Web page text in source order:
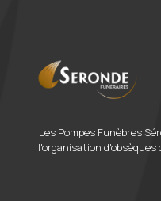
Les Pompes Funèbres
l'organisation d'obsèques